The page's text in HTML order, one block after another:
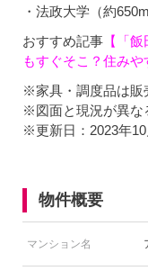
・法政大学（約650m
おすすめ記事 【「
もすぐそこ？住みや
※家具・調度品は販
※図面と現況が異な
※更新日：2023年10
物件概要
マンション名